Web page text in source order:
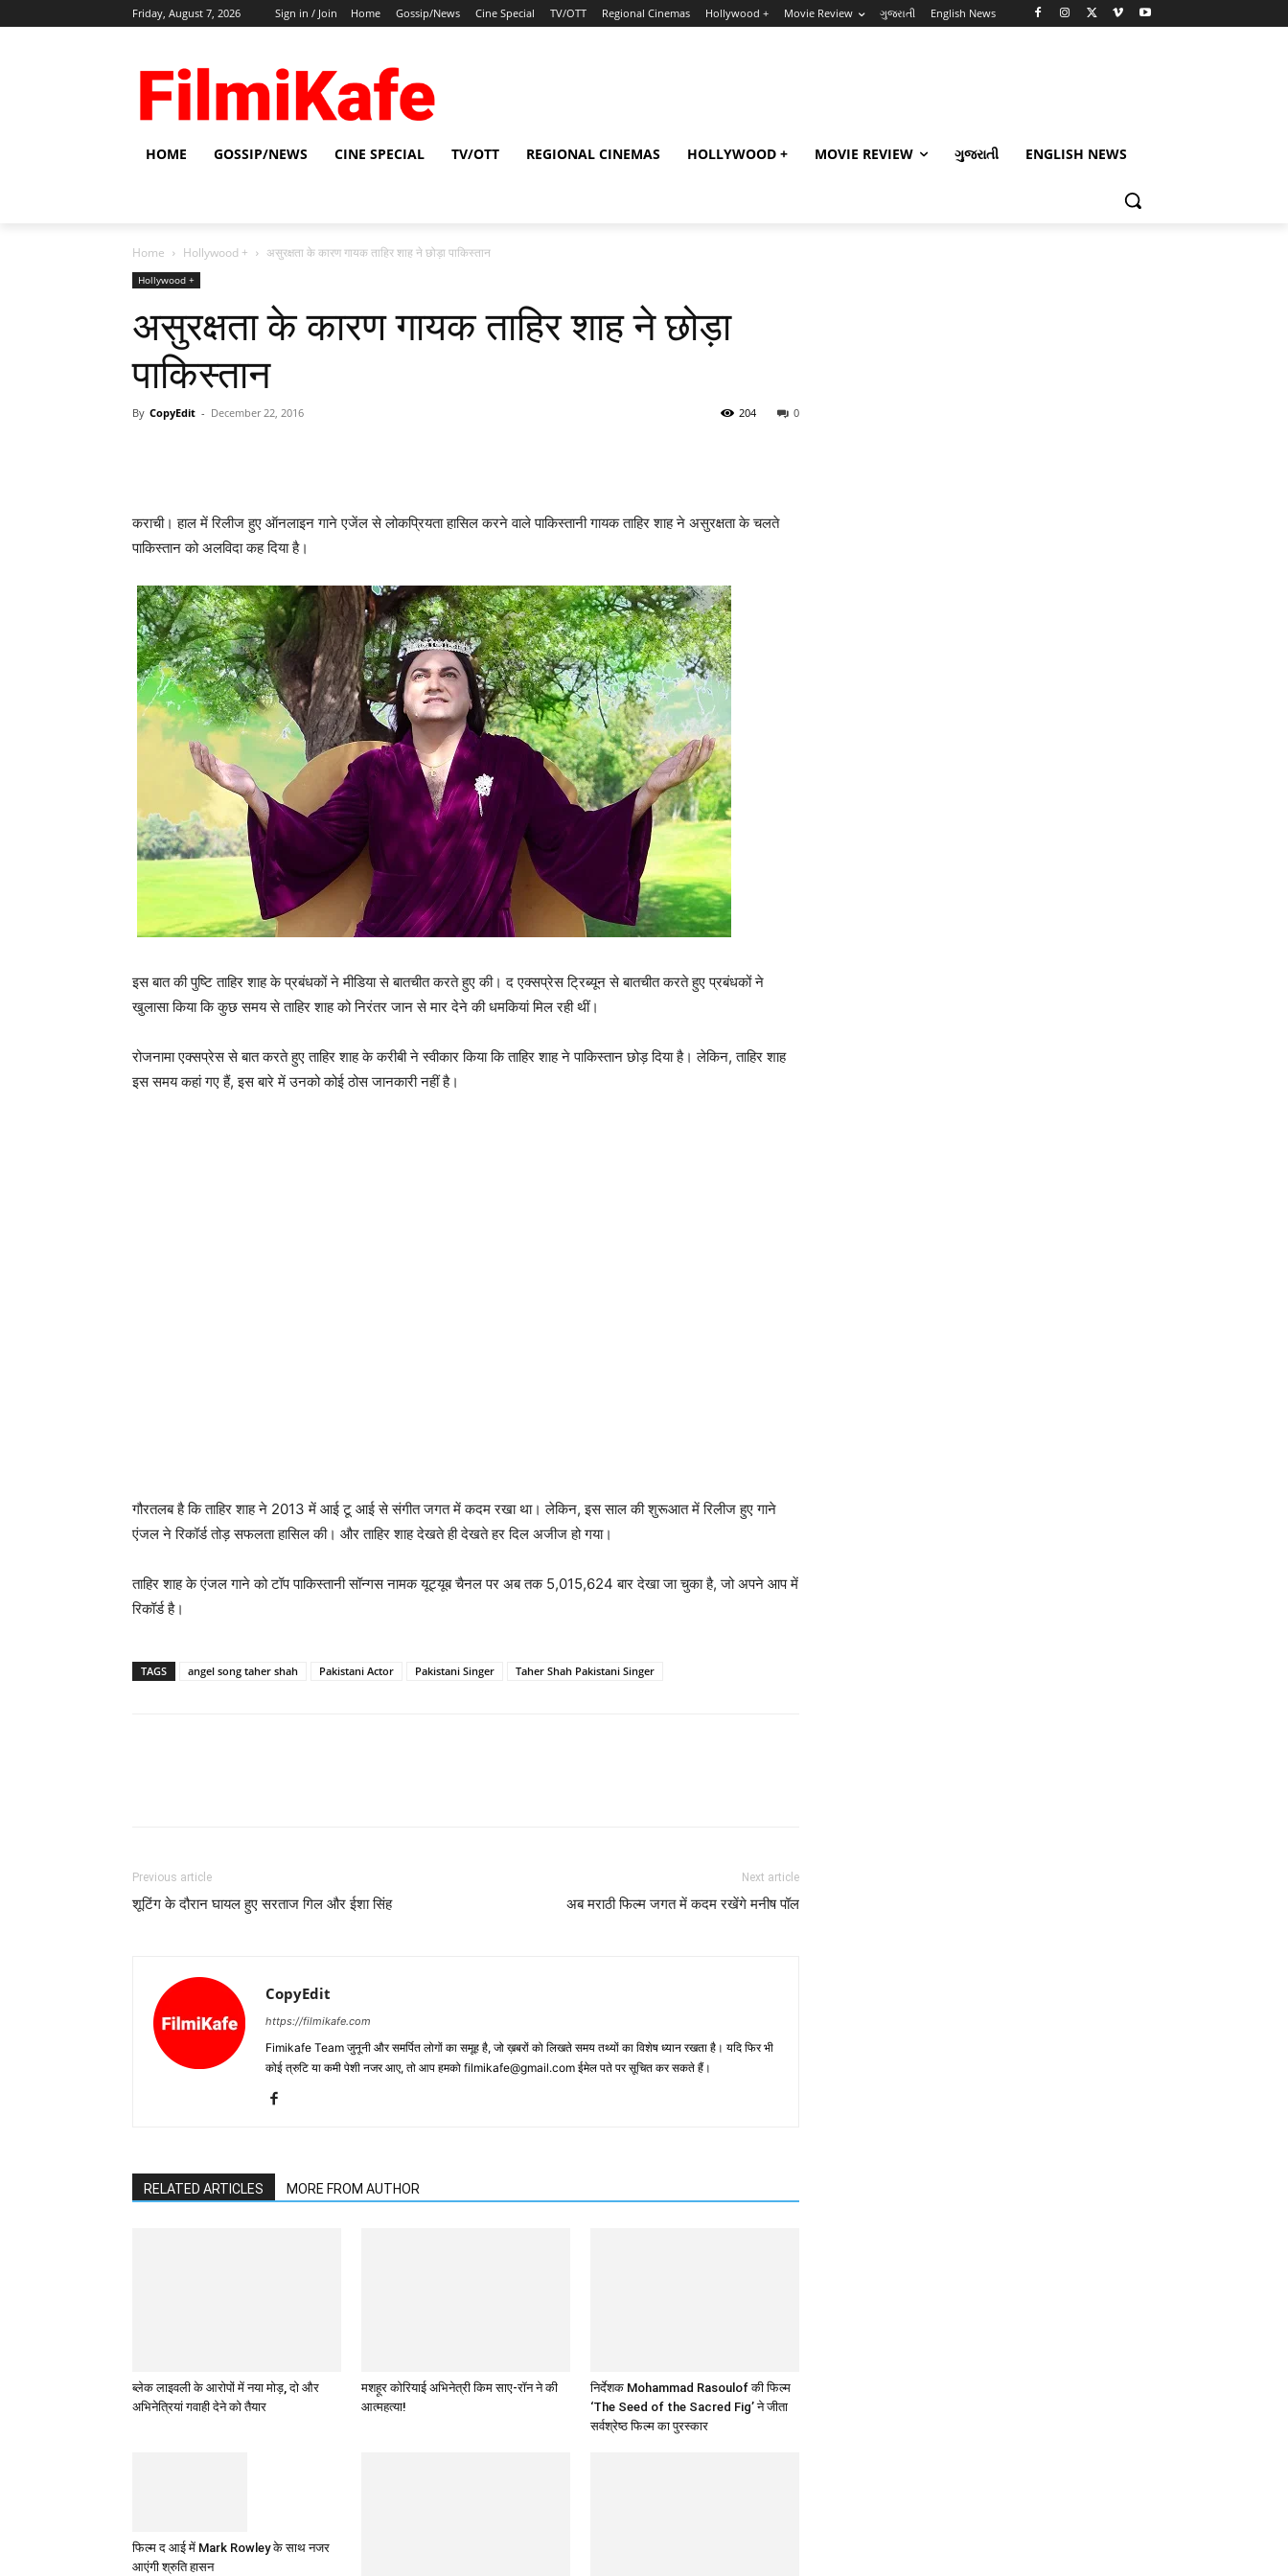
Friday, August 7, 2026 Sign in / Join Home Gossip/News Cine Special TV/OTT Regional Cinemas Hollywood + Movie Review ગુજરાતી English News
HOME GOSSIP/NEWS CINE SPECIAL TV/OTT REGIONAL CINEMAS HOLLYWOOD + MOVIE REVIEW ગુજરાતી ENGLISH NEWS
Home Hollywood + असुरक्षता के कारण गायक ताहिर शाह ने छोड़ा पाकिस्‍तान
Hollywood +
असुरक्षता के कारण गायक ताहिर शाह ने छोड़ा
पाकिस्‍तान
By CopyEdit - December 22, 2016 0
204
कराची। हाल में रिलीज हुए ऑनलाइन गाने एजेंल से लोकप्रियता हासिल करने वाले पाकिस्‍तानी गायक ताहिर शाह ने असुरक्षता के चलते
पाकिस्‍तान को अलविदा कह दिया है।
इस बात की पुष्‍टि ताहिर शाह के प्रबंधकों ने मीडिया से बातचीत करते हुए की। द एक्‍सप्रेस ट्रिब्‍यून से बातचीत करते हुए प्रबंधकों ने
खुलासा किया कि कुछ समय से ताहिर शाह को निरंतर जान से मार देने की धमकियां मिल रही थीं।
रोजनामा एक्‍सप्रेस से बात करते हुए ताहिर शाह के करीबी ने स्‍वीकार किया कि ताहिर शाह ने पाकिस्‍तान छोड़ दिया है। लेकिन, ताहिर शाह
इस समय कहां गए हैं, इस बारे में उनको कोई ठोस जानकारी नहीं है।
गौरतलब है कि ताहिर शाह ने 2013 में आई टू आई से संगीत जगत में कदम रखा था। लेकिन, इस साल की शुरूआत में रिलीज हुए गाने
एंजल ने रिकॉर्ड तोड़ सफलता हासिल की। और ताहिर शाह देखते ही देखते हर दिल अजीज हो गया।
ताहिर शाह के एंजल गाने को टॉप पाकिस्‍तानी सॉन्‍गस नामक यूट्यूब चैनल पर अब तक 5,015,624 बार देखा जा चुका है, जो अपने आप में
रिकॉर्ड है।
TAGS angel song taher shah Pakistani Actor Pakistani Singer Taher Shah Pakistani Singer
Previous article
शूटिंग के दौरान घायल हुए सरताज गिल और ईशा सिंह
Next article
अब मराठी फिल्‍म जगत में कदम रखेंगे मनीष पॉल
CopyEdit
https://filmikafe.com
Fimikafe Team जुनूनी और समर्पित लोगों का समूह है, जो ख़बरों को लिखते समय तथ्‍यों का विशेष ध्‍यान रखता है। यदि फिर भी
कोई त्रुटि या कमी पेशी नजर आए, तो आप हमको filmikafe@gmail.com ईमेल पते पर सूचित कर सकते हैं।
RELATED ARTICLES MORE FROM AUTHOR
ब्लेक लाइवली के आरोपों में नया मोड़, दो और
अभिनेत्रियां गवाही देने को तैयार
मशहूर कोरियाई अभिनेत्री किम साए-रॉन ने की
आत्महत्या!
निर्देशक Mohammad Rasoulof की फिल्म
‘The Seed of the Sacred Fig’ ने जीता
सर्वश्रेष्ठ फिल्म का पुरस्कार
फिल्‍म द आई में Mark Rowley के साथ नजर
आएंगी श्रुति हासन